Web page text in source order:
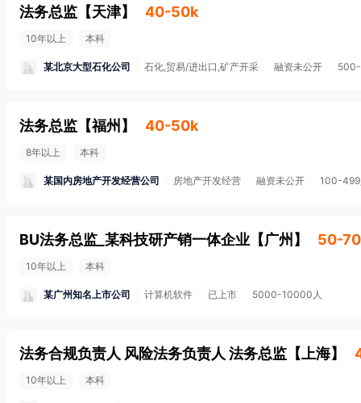
法务总监 【天津】 40-50k
10年以上 本科
某北京大型石化公司 石化,贸易/进出口,矿产开采 融资未公开
法务总监 【福州 】 40-50k
8年以上 本科
某国内房地产开发经营公司 房地产开发经营 融资未公开 100-
BU法务总监_某科技研产销一体企业 【广州 】 50-
10年以上 本科
某广州知名上市公司 计算机软件 已上市 5000-10000人
法务合规负责人 风险法务负责人 法务总监 【 上海】
10年以上 本科